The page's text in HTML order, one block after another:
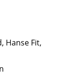
Hanse Fit,